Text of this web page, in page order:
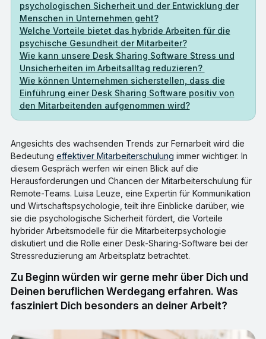
psychologischen Sicherheit und der Entwicklung der
Menschen in Unternehmen geht?
Welche Vorteile bietet das hybride Arbeiten für die
psychische Gesundheit der Mitarbeiter?
Wie kann unsere Desk Sharing Software Stress und
Unsicherheiten im Arbeitsalltag reduzieren?
Wie können Unternehmen sicherstellen, dass die
Einführung einer Desk Sharing Software positiv von
den Mitarbeitenden aufgenommen wird?
Angesichts des wachsenden Trends zur Fernarbeit wird die
Bedeutung effektiver Mitarbeiterschulung immer wichtiger. In
diesem Gespräch werfen wir einen Blick auf die
Herausforderungen und Chancen der Mitarbeiterschulung für
Remote-Teams. Luisa Leuze, eine Expertin für Kommunikation
und Wirtschaftspsychologie, teilt ihre Einblicke darüber, wie
sie die psychologische Sicherheit fördert, die Vorteile
hybrider Arbeitsmodelle für die Mitarbeiterpsychologie
diskutiert und die Rolle einer Desk-Sharing-Software bei der
Stressreduzierung am Arbeitsplatz betrachtet.
Zu Beginn würden wir gerne mehr über Dich und
Deinen beruflichen Werdegang erfahren. Was
fasziniert Dich besonders an deiner Arbeit?